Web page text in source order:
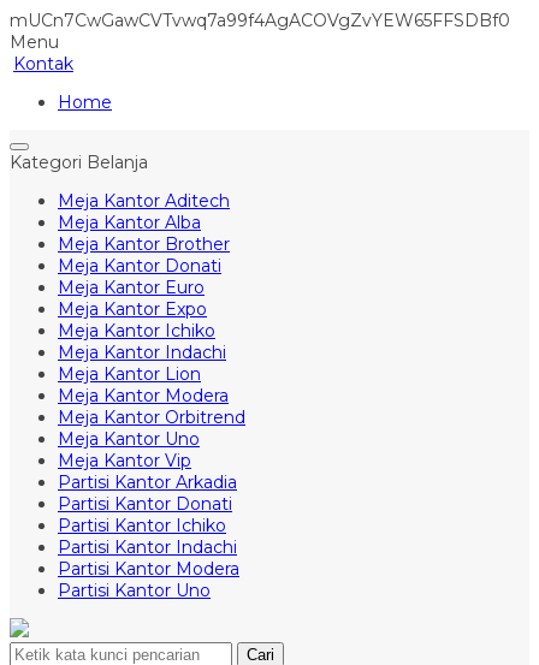
mUCn7CwGawCVTvwq7a99f4AgACOVgZvYEW65FFSDBf0
Menu
Kontak
Home
Kategori Belanja
Meja Kantor Aditech
Meja Kantor Alba
Meja Kantor Brother
Meja Kantor Donati
Meja Kantor Euro
Meja Kantor Expo
Meja Kantor Ichiko
Meja Kantor Indachi
Meja Kantor Lion
Meja Kantor Modera
Meja Kantor Orbitrend
Meja Kantor Uno
Meja Kantor Vip
Partisi Kantor Arkadia
Partisi Kantor Donati
Partisi Kantor Ichiko
Partisi Kantor Indachi
Partisi Kantor Modera
Partisi Kantor Uno
Cari